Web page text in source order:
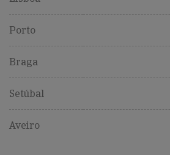
Porto
Braga
Setúbal
Aveiro